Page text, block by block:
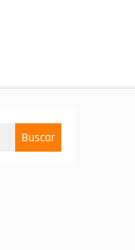
Buscar